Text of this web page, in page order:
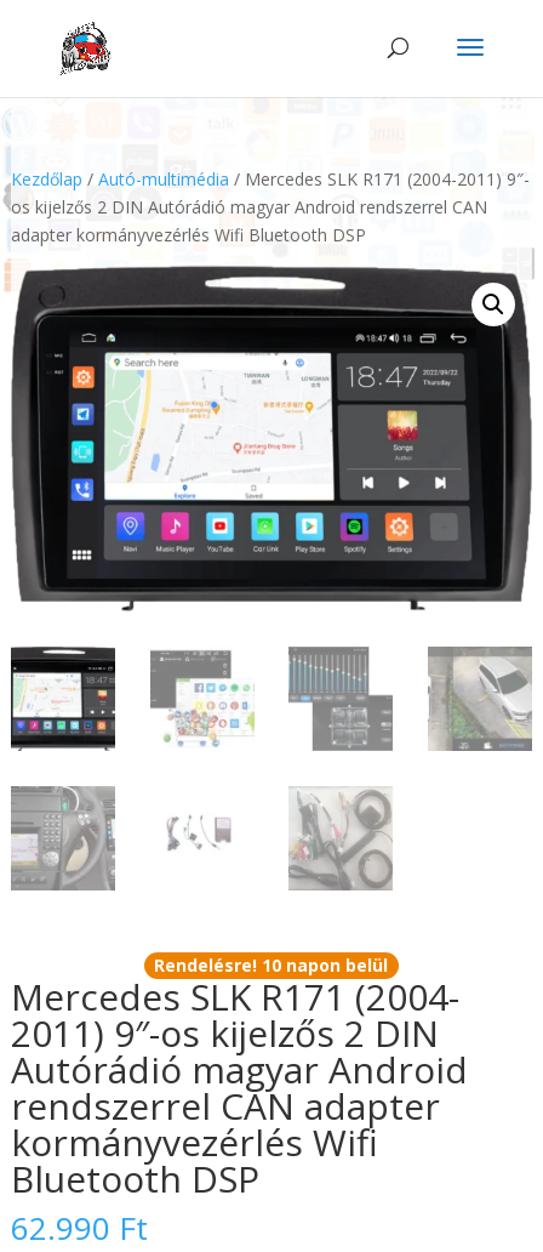
Kezdőlap / Autó-multimédia / Mercedes SLK R171 (2004-2011) 9″-
os kijelzős 2 DIN Autórádió magyar Android rendszerrel CAN
adapter kormányvezérlés Wifi Bluetooth DSP
Rendelésre! 10 napon belül
Mercedes SLK R171 (2004-
2011) 9″-os kijelzős 2 DIN
Autórádió magyar Android
rendszerrel CAN adapter
kormányvezérlés Wifi
Bluetooth DSP
62.990 Ft